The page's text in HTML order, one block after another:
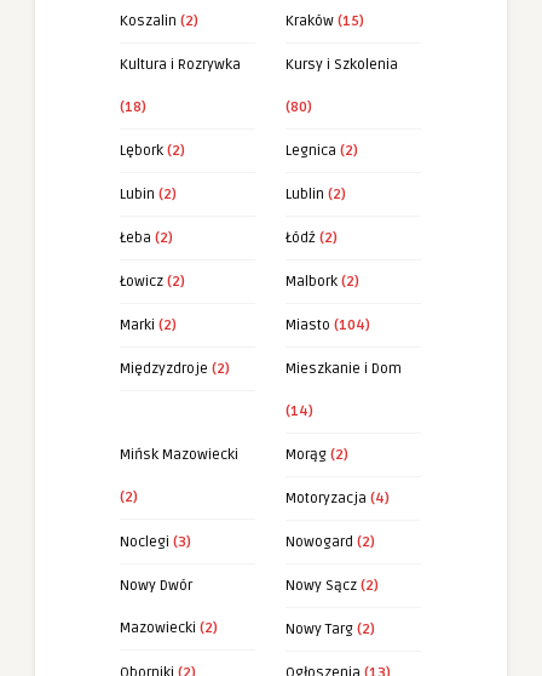
Koszalin (2) Kraków (15)
Kultura i Rozrywka
(18)
Kursy i Szkolenia
(80)
Lębork (2) Legnica (2)
Lubin (2) Lublin (2)
Łeba (2) Łódź (2)
Łowicz (2) Malbork (2)
Marki (2) Miasto (104)
Międzyzdroje (2) Mieszkanie i Dom
(14)
Mińsk Mazowiecki
(2)
Morąg (2)
Motoryzacja (4)
Noclegi (3) Nowogard (2)
Nowy Dwór
Mazowiecki (2)
Nowy Sącz (2)
Nowy Targ (2)